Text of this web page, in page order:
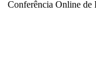
Conferência Online de